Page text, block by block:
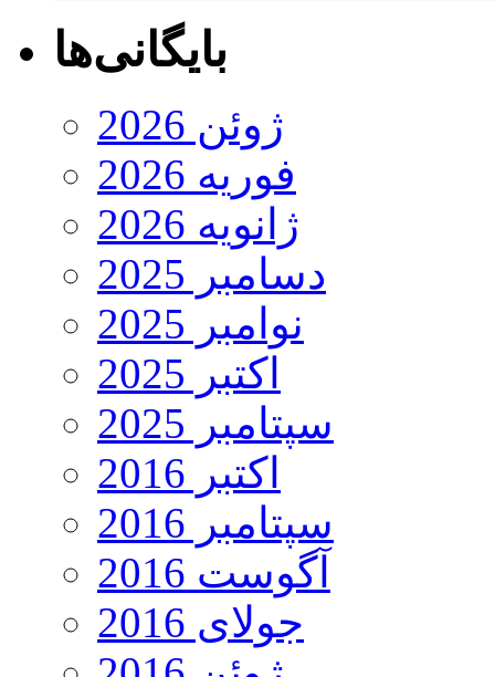
بایگانی‌ها
ژوئن 2026
فوریه 2026
ژانویه 2026
دسامبر 2025
نوامبر 2025
اکتبر 2025
سپتامبر 2025
اکتبر 2016
سپتامبر 2016
آگوست 2016
جولای 2016